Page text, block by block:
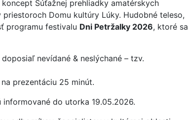
koncept Súťažnej prehliadky amatérskych
Domu kultúry Lúky. Hudobné teleso,
programu festivalu Dni Petržalky 2026, ktoré sa
nevídané & neslýchané – tzv.
prezentáciu 25 minút.
informované do utorka 19.05.2026.